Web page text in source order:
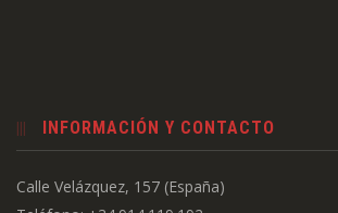
INFORMACIÓN Y CONTACTO
Calle Velázquez, 157 (España)